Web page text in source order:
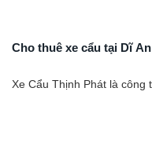
Cho thuê xe cẩu tại Dĩ An
Xe Cẩu Thịnh Phát là công